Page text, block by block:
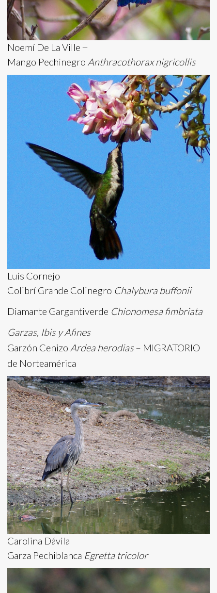
Noemí De La Ville +
Mango Pechinegro Anthracothorax nigricollis
Luis Cornejo
Colibrí Grande Colinegro Chalybura buffonii
Diamante Gargantiverde Chionomesa fimbriata
Garzas, Ibis y Afines
Garzón Cenizo Ardea herodias– MIGRATORIO
de Norteamérica
Carolina Dávila
Garza Pechiblanca Egretta tricolor